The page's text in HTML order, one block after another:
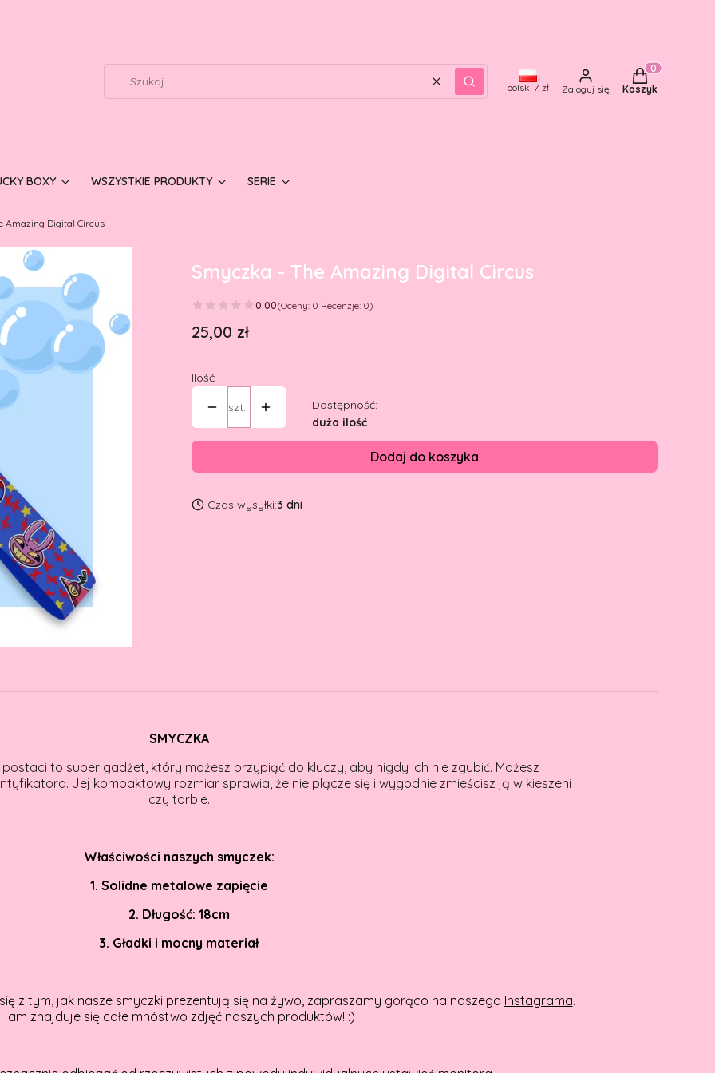
WyczyśćSzukaj polski / zł Zaloguj się
Produkty w
Koszyk
BOXY WSZYSTKIE PRODUKTY SERIE
Amazing Digital Circus
Smyczka - The Amazing Digital Circus
0.00(Oceny: 0 Recenzje: 0)
Cena
25,00 zł
Ilość
szt.
Dostępność:
duża ilość
Dodaj do koszyka
Czas wysyłki:3 dni
SMYCZKA
to super gadżet, który możesz przypiąć do kluczy, aby nigdy ich nie zgubić. Możesz
Jej kompaktowy rozmiar sprawia, że nie plącze się i wygodnie zmieścisz ją w kieszeni
czy torbie.
Właściwości naszych smyczek:
1. Solidne metalowe zapięcie
2. Długość: 18cm
3. Gładki i mocny materiał
z tym, jak nasze smyczki prezentują się na żywo, zapraszamy gorąco na naszego Instagrama.
Tam znajduje się całe mnóstwo zdjęć naszych produktów! :)